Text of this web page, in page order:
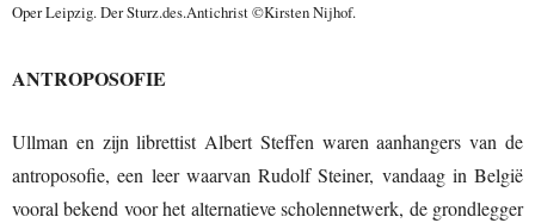
Oper Leipzig. Der Sturz.des.Antichrist ©Kirsten Nijhof.
ANTROPOSOFIE
Ullman en zijn librettist Albert Steffen waren aanhangers van de
antroposofie, een leer waarvan Rudolf Steiner, vandaag in België
vooral bekend voor het alternatieve scholennetwerk, de grondlegger